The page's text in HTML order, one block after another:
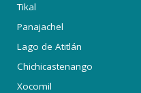
Tikal
Panajachel
Lago de Atitlán
Chichicastenango
Xocomil